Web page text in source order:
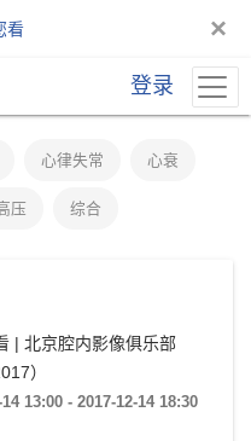
看 ×
登录
心律失常 心衰
压 综合
| 北京腔内影像俱乐部
）
13:00 - 2017-12-14 18:30